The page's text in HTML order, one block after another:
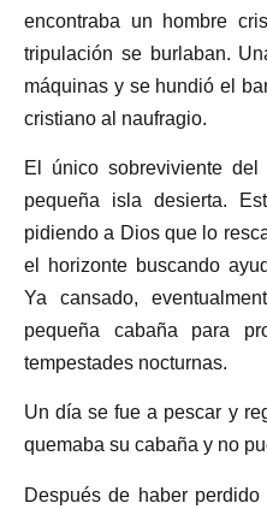
encontraba un hombre
tripulación se burlaban.
máquinas y se hundió el
cristiano al naufragio.
El único sobreviviente
pequeña isla desierta.
pidiendo a Dios que lo
el horizonte buscando
Ya cansado,
pequeña cabaña para
tempestades nocturnas.
Un día se fue a pescar y
quemaba su cabaña y no
Después de haber